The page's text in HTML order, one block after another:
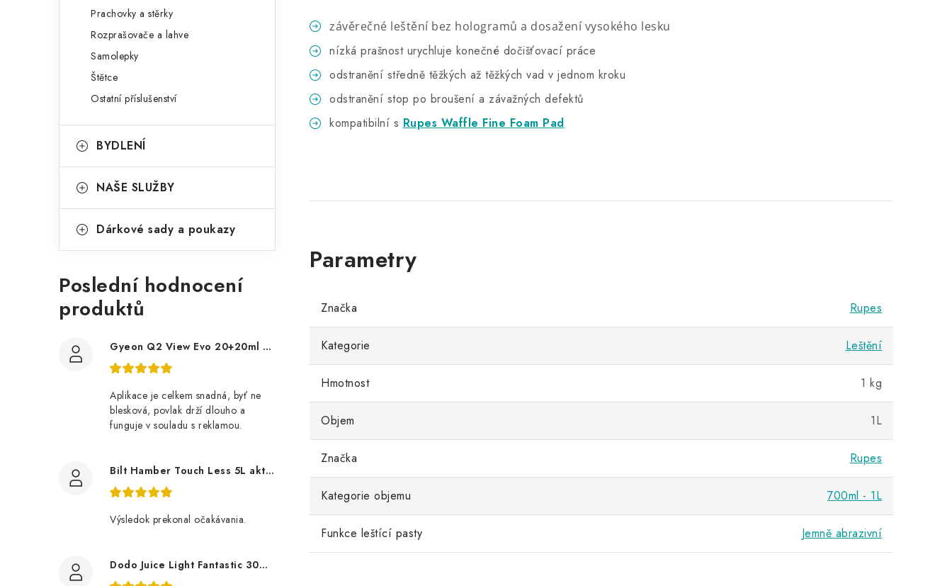
Prachovky a stěrky
Rozprašovače a lahve
Samolepky
Štětce
Ostatní příslušenství
BYDLENÍ
NAŠE SLUŽBY
Dárkové sady a poukazy
Poslední hodnocení
produktů
Gyeon Q2 View Evo 20+20ml nanopovlak na okna
Aplikace je celkem snadná, byť ne
blesková, povlak drží dlouho a
funguje v souladu s reklamou.
Bilt Hamber Touch Less 5L aktivní pěna
Výsledok prekonal očakávania.
Dodo Juice Light Fantastic 30ml měkký vosk
závěrečné leštění bez hologramů a dosažení vysokého lesku
nízká prašnost urychluje konečné dočišťovací práce
odstranění středně těžkých až těžkých vad v jednom kroku
odstranění stop po broušení a závažných defektů
kompatibilní s Rupes Waffle Fine Foam Pad
Značka Rupes
Kategorie Leštění
Hmotnost 1 kg
Objem 1L
Značka Rupes
Kategorie objemu 700ml - 1L
Funkce leštící pasty Jemně abrazivní